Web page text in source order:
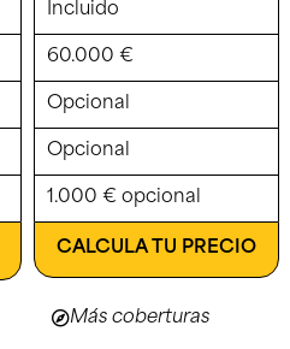
Incluido
60.000 €
Opcional
Opcional
1.000 € opcional
CALCULA TU PRECIO
Más coberturas